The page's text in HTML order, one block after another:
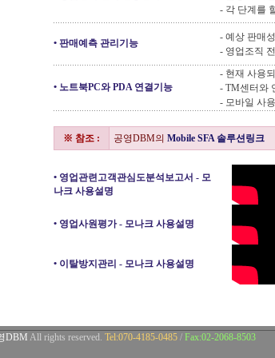
- 각 단계를
•판매예측 관리기능
- 예상 판매
- 영업조직
•노트북PC와 PDA 연결기능
- 현재 사용
- TM센터와
- 모바일 사
※ 참조 : 공영DBM의 Mobile SFA 솔루션링크
•영업관련고객관심도분석보고서 - 모
나크 사용설명
•영업사원평가 - 모나크 사용설명
•이탈방지관리 - 모나크 사용설명
DBM All rights reserved. Tel:070-4185-0485 / Fax:02-2068-8503